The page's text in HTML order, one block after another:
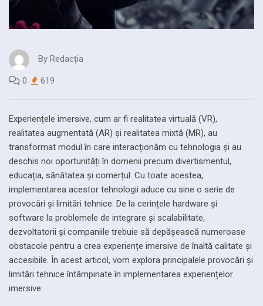
By Redacția
0 619
Experiențele imersive, cum ar fi realitatea virtuală (VR),
realitatea augmentată (AR) și realitatea mixtă (MR), au
transformat modul în care interacționăm cu tehnologia și au
deschis noi oportunități în domenii precum divertismentul,
educația, sănătatea și comerțul. Cu toate acestea,
implementarea acestor tehnologii aduce cu sine o serie de
provocări și limitări tehnice. De la cerințele hardware și
software la problemele de integrare și scalabilitate,
dezvoltatorii și companiile trebuie să depășească numeroase
obstacole pentru a crea experiențe imersive de înaltă calitate și
accesibile. În acest articol, vom explora principalele provocări și
limitări tehnice întâmpinate în implementarea experiențelor
imersive.